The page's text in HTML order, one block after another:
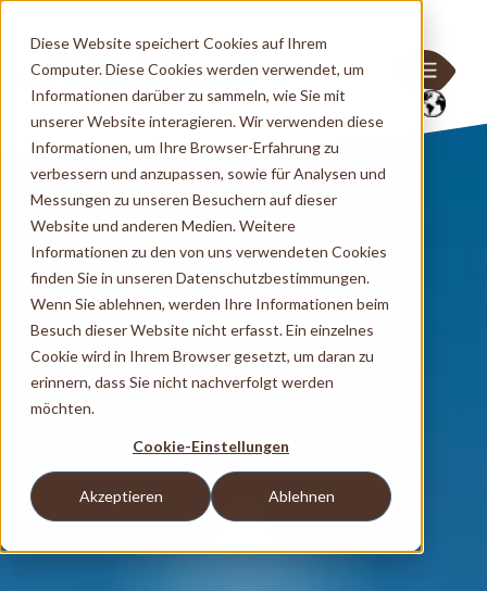
Diese Website speichert Cookies auf Ihrem
Computer. Diese Cookies werden verwendet, um
Informationen darüber zu sammeln, wie Sie mit
unserer Website interagieren. Wir verwenden diese
Informationen, um Ihre Browser-Erfahrung zu
verbessern und anzupassen, sowie für Analysen und
Messungen zu unseren Besuchern auf dieser
Website und anderen Medien. Weitere
Informationen zu den von uns verwendeten Cookies
finden Sie in unseren Datenschutzbestimmungen.
Wenn Sie ablehnen, werden Ihre Informationen beim
Besuch dieser Website nicht erfasst. Ein einzelnes
Cookie wird in Ihrem Browser gesetzt, um daran zu
erinnern, dass Sie nicht nachverfolgt werden
möchten.
Cookie-Einstellungen
Akzeptieren Ablehnen